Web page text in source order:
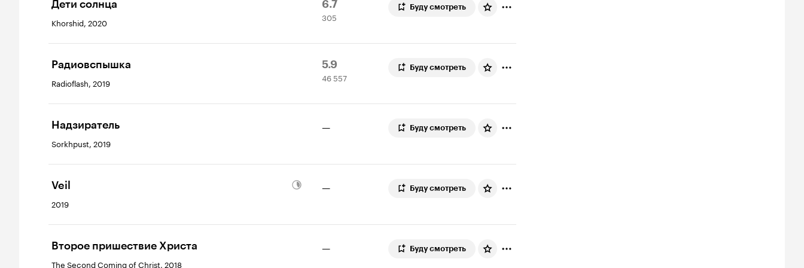
Дети солнца
Khorshid, 2020
Рейтинг
Кинопоиска
6.7
305
оценок
305
Буду смотреть
Радиовспышка
Radioflash, 2019
Рейтинг
Кинопоиска
5.9
46
557
46 557
Буду смотреть
Надзиратель
Sorkhpust, 2019
— Буду смотреть
Veil
2019
— Буду смотреть
Второе пришествие Христа
The Second Coming of Christ, 2018
— Буду смотреть